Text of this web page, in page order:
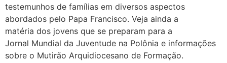
testemunhos de famílias em diversos aspectos
abordados pelo Papa Francisco. Veja ainda a
matéria dos jovens que se preparam para a
Jornal Mundial da Juventude na Polônia e informações
sobre o Mutirão Arquidiocesano de Formação.